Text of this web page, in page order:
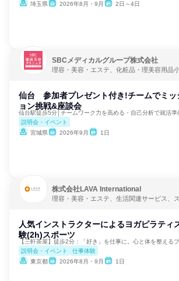
埼玉県
2026年8月・9月 2日～4日
SBCメディカルグループ株式会社
理容・美容・エステ、化粧品・理美容用品
仙台 参加者プレゼント付き!チームでミッ
ョン挑戦&座談会
仙台駅徒歩5分│チームワーク力を高める・自己分析で就活準
説明会・イベント
宮城県
2026年9月 1日
株式会社LAVA International
理容・美容・エステ、生活関連サービス、
人気インストラクターによるヨガピラティ
験(2h)スポーツ
【三軒茶屋】徒歩2分：「好き」を仕事に。心と体を整える
説明会・イベント
仕事体験
東京都
2026年8月・9月 1日